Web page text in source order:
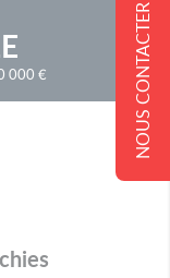
NOUS CONTACTER
000 €